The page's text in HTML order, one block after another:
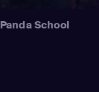
Panda School